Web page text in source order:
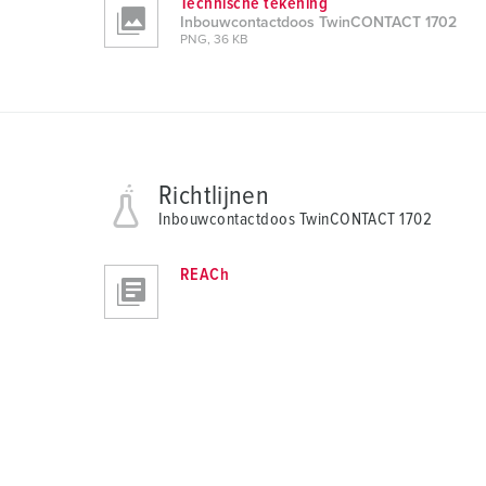
Inbouwcontactdoos TwinCONTACT 1702
PNG, 36 KB
Richtlijnen
Inbouwcontactdoos TwinCONTACT 1702
REACh